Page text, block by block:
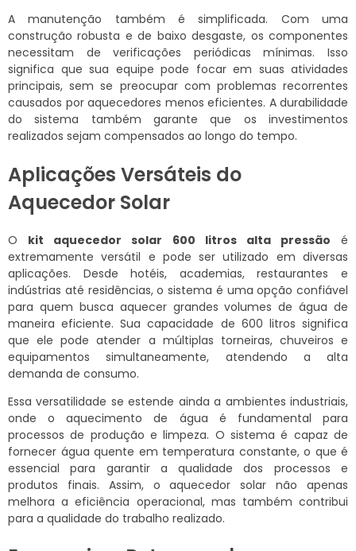
A manutenção também é simplificada. Com uma
construção robusta e de baixo desgaste, os componentes
necessitam de verificações periódicas mínimas. Isso
significa que sua equipe pode focar em suas atividades
principais, sem se preocupar com problemas recorrentes
causados por aquecedores menos eficientes. A durabilidade
do sistema também garante que os investimentos
realizados sejam compensados ao longo do tempo.
Aplicações Versáteis do
Aquecedor Solar
O kit aquecedor solar 600 litros alta pressão é
extremamente versátil e pode ser utilizado em diversas
aplicações. Desde hotéis, academias, restaurantes e
indústrias até residências, o sistema é uma opção confiável
para quem busca aquecer grandes volumes de água de
maneira eficiente. Sua capacidade de 600 litros significa
que ele pode atender a múltiplas torneiras, chuveiros e
equipamentos simultaneamente, atendendo a alta
demanda de consumo.
Essa versatilidade se estende ainda a ambientes industriais,
onde o aquecimento de água é fundamental para
processos de produção e limpeza. O sistema é capaz de
fornecer água quente em temperatura constante, o que é
essencial para garantir a qualidade dos processos e
produtos finais. Assim, o aquecedor solar não apenas
melhora a eficiência operacional, mas também contribui
para a qualidade do trabalho realizado.